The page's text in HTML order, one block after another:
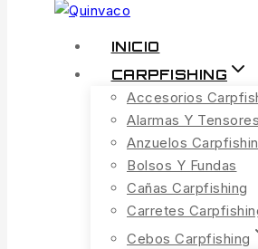
INICIO
CARPFISHING
Accesorios
Alarmas Y Tensores
Anzuelos
Bolsos Y Fundas
Cañas Carpfishing
Carretes
Cebos Carpfishing